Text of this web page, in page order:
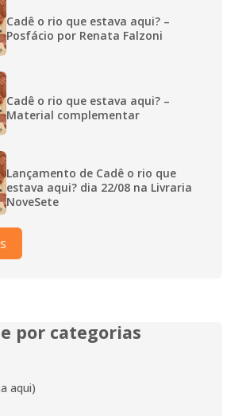
Cadê o rio que estava aqui? –
Posfácio por Renata Falzoni
Cadê o rio que estava aqui? –
Material complementar
Lançamento de Cadê o rio que
estava aqui? dia 22/08 na Livraria
NoveSete
por categorias
aqui)